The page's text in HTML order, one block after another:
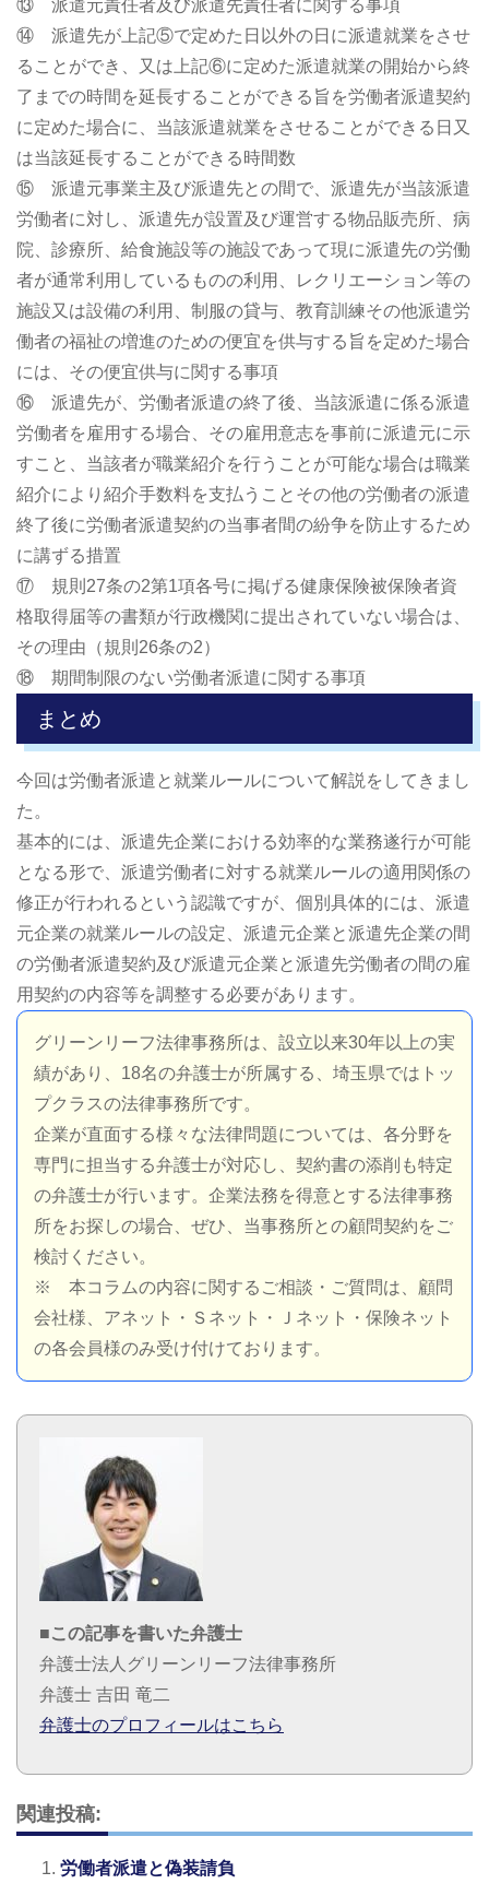
⑬ 派遣元責任者及び派遣先責任者に関する事項
⑭ 派遣先が上記⑤で定めた日以外の日に派遣就業をさせ
ることができ、又は上記⑥に定めた派遣就業の開始から終
了までの時間を延長することができる旨を労働者派遣契約
に定めた場合に、当該派遣就業をさせることができる日又
は当該延長することができる時間数
⑮ 派遣元事業主及び派遣先との間で、派遣先が当該派遣
労働者に対し、派遣先が設置及び運営する物品販売所、病
院、診療所、給食施設等の施設であって現に派遣先の労働
者が通常利用しているものの利用、レクリエーション等の
施設又は設備の利用、制服の貸与、教育訓練その他派遣労
働者の福祉の増進のための便宜を供与する旨を定めた場合
には、その便宜供与に関する事項
⑯ 派遣先が、労働者派遣の終了後、当該派遣に係る派遣
労働者を雇用する場合、その雇用意志を事前に派遣元に示
すこと、当該者が職業紹介を行うことが可能な場合は職業
紹介により紹介手数料を支払うことその他の労働者の派遣
終了後に労働者派遣契約の当事者間の紛争を防止するため
に講ずる措置
⑰ 規則27条の2第1項各号に掲げる健康保険被保険者資
格取得届等の書類が行政機関に提出されていない場合は、
その理由（規則26条の2）
⑱ 期間制限のない労働者派遣に関する事項
まとめ
今回は労働者派遣と就業ルールについて解説をしてきまし
た。
基本的には、派遣先企業における効率的な業務遂行が可能
となる形で、派遣労働者に対する就業ルールの適用関係の
修正が行われるという認識ですが、個別具体的には、派遣
元企業の就業ルールの設定、派遣元企業と派遣先企業の間
の労働者派遣契約及び派遣元企業と派遣先労働者の間の雇
用契約の内容等を調整する必要があります。
グリーンリーフ法律事務所は、設立以来30年以上の実
績があり、18名の弁護士が所属する、埼玉県ではトッ
プクラスの法律事務所です。
企業が直面する様々な法律問題については、各分野を
専門に担当する弁護士が対応し、契約書の添削も特定
の弁護士が行います。企業法務を得意とする法律事務
所をお探しの場合、ぜひ、当事務所との顧問契約をご
検討ください。
※ 本コラムの内容に関するご相談・ご質問は、顧問
会社様、アネット・Ｓネット・Ｊネット・保険ネット
の各会員様のみ受け付けております。
■この記事を書いた弁護士
弁護士法人グリーンリーフ法律事務所
弁護士 吉田 竜二
弁護士のプロフィールはこちら
関連投稿:
労働者派遣と偽装請負